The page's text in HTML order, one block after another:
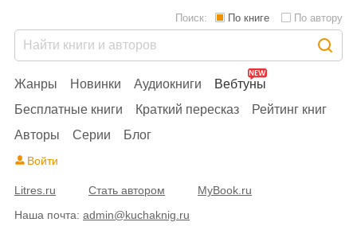
Жанры Новинки Аудиокниги
Вебтуны
Бесплатные книги
Краткий пересказ
Рейтинг книг
Авторы
Серии Блог
Поиск: По книге По автору
Войти
Litres.ru Стать автором
MyBook.ru
Наша почта: admin@kuchaknig.ru